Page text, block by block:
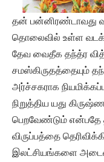
தன் பன்னிரண்டாவது
தொலைவில் உள்ள
தேவ வைதீக தந்த்ர
சமஸ்கிருதத்தையும்
அர்ச்சகராக
நிறுத்திய யது
பெறவேண்டும் என்பதே
விருப்பத்தை
இலட்சியங்களை